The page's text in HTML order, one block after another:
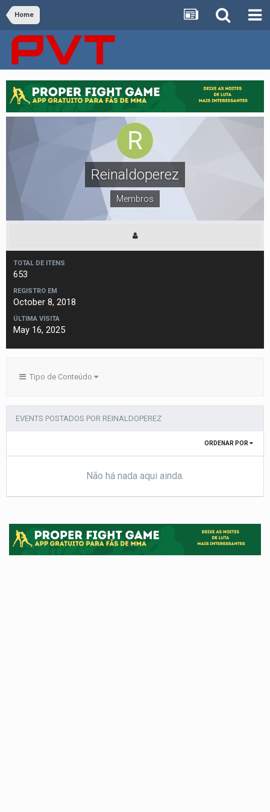
Home
Reinaldoperez
Membros
TOTAL DE ITENS
653
REGISTRO EM
October 8, 2018
ÚLTIMA VISITA
May 16, 2025
Tipo de Conteúdo
EVENTS POSTADOS POR REINALDOPEREZ
ORDENAR POR
Não há nada aqui ainda.